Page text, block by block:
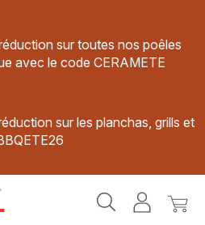
sur toutes nos poêles
avec le code CERAMETE
sur les planchas, grills et
MonMon